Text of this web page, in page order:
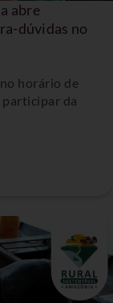
abre
dúvidas no
horário de
da